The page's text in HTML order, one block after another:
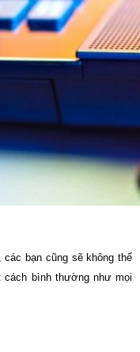
các bạn cũng sẽ không thể
cách bình thường như mọi